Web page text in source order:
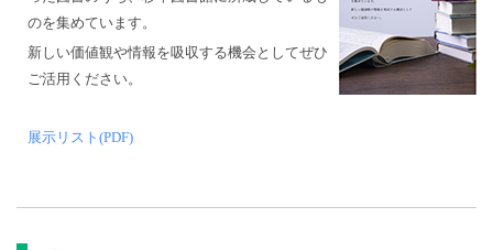
のを集めています。
新しい価値観や情報を吸収する機会としてぜひ
ご活用ください。
展示リスト(PDF)